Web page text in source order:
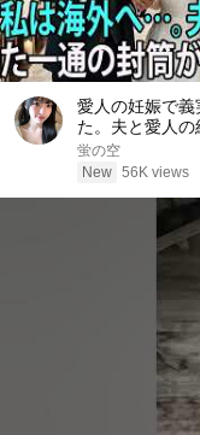
愛人の妊娠で
た。夫と愛人の
てを終わらせ
蛍の空
New 56K views